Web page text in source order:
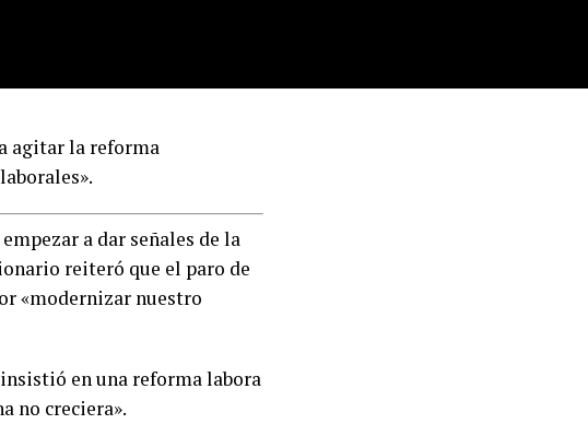
agitar la reforma
a dar señales de la
reiteró que el paro de
«modernizar nuestro
en una reforma labora
no creciera».